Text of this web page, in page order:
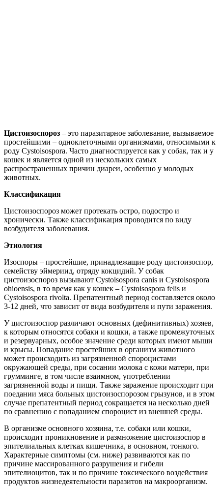
Цистоизоспороз – это паразитарное заболевание, вызываемое
простейшими – одноклеточными организмами, относимыми к
роду Cystoisospora. Часто диагностируется как у собак, так и у
кошек и является одной из нескольких самых
распространенных причин диареи, особенно у молодых
животных.
Классификация
Цистоизоспороз может протекать остро, подостро и
хронически. Также классификация проводится по виду
возбудителя заболевания.
Этиология
Изоспоры – простейшие, принадлежащие роду цистоизоспор,
семейству эймериид, отряду кокцидий. У собак
цистоизоспороз вызывают Cystoisospora canis и Cystoisospora
ohioensis, в то время как у кошек – Cystoisospora felis и
Cystoisospora rivolta. Препатентный период составляется около
3-12 дней, что зависит от вида возбудителя и пути заражения.
У цистоизоспор различают основных (дефинитивных) хозяев,
к которым относятся собаки и кошки, а также промежуточных
и резервуарных, особое значение среди которых имеют мыши
и крысы. Попадание простейших в организм животного
может происходить из загрязненной спороцистами
окружающей среды, при сосании молока с кожи матери, при
грумминге, в том числе взаимном, употреблении
загрязненной воды и пищи. Также заражение происходит при
поедании мяса больных цистоизоспорозом грызунов, и в этом
случае препатентный период сокращается на несколько дней
по сравнению с попаданием спороцист из внешней среды.
В организме основного хозяина, т.е. собаки или кошки,
происходит проникновение и размножение цистоизоспор в
эпителиальных клетках кишечника, в основном, тонкого.
Характерные симптомы (см. ниже) развиваются как по
причине массированного разрушения и гибели
эпителиоцитов, так и по причине токсического воздействия
продуктов жизнедеятельности паразитов на макроорганизм.